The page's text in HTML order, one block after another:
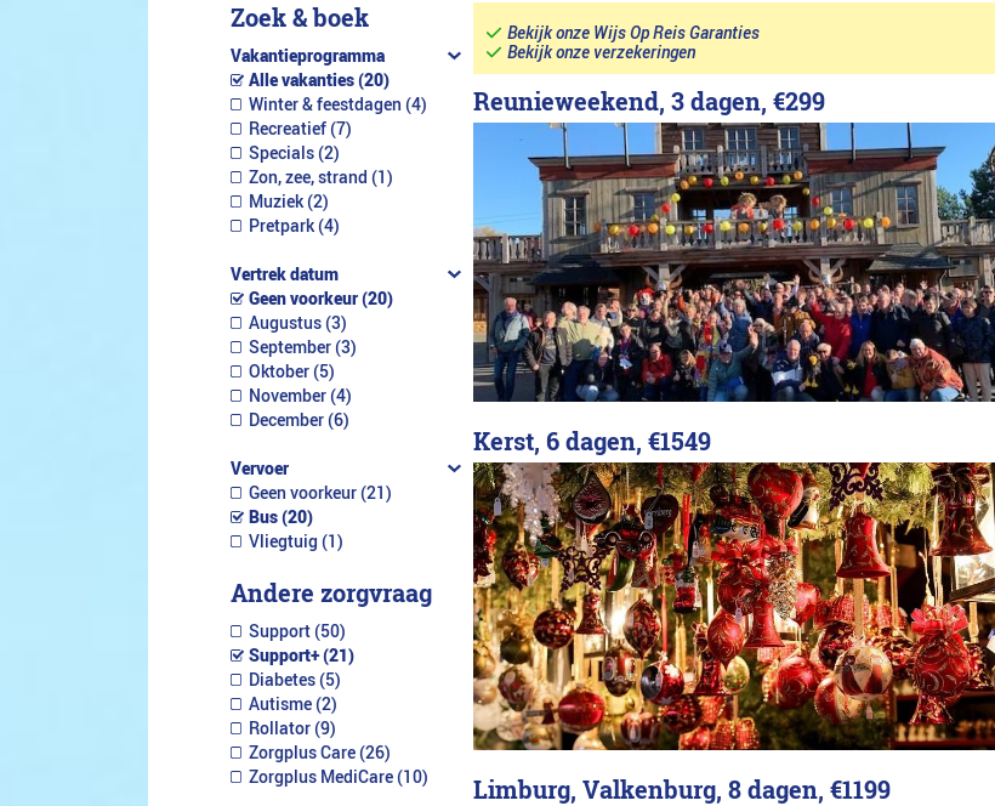
Zoek & boek
Vakantieprogramma
Alle vakanties (20)
Winter & feestdagen (4)
Recreatief (7)
Specials (2)
Zon, zee, strand (1)
Muziek (2)
Pretpark (4)
Vertrek datum
Geen voorkeur (20)
Augustus (3)
September (3)
Oktober (5)
November (4)
December (6)
Vervoer
Geen voorkeur (21)
Bus (20)
Vliegtuig (1)
Andere zorgvraag
Support (50)
Support+ (21)
Diabetes (5)
Autisme (2)
Rollator (9)
Zorgplus Care (26)
Zorgplus MediCare (10)
Bekijk onze Wijs Op Reis Garanties
Bekijk onze verzekeringen
Reunieweekend, 3 dagen, €299
Kerst, 6 dagen, €1549
Limburg, Valkenburg, 8 dagen, €1199